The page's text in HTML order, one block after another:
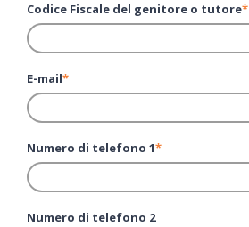
Codice Fiscale del genitore o tutore*
E-mail*
Numero di telefono 1*
Numero di telefono 2